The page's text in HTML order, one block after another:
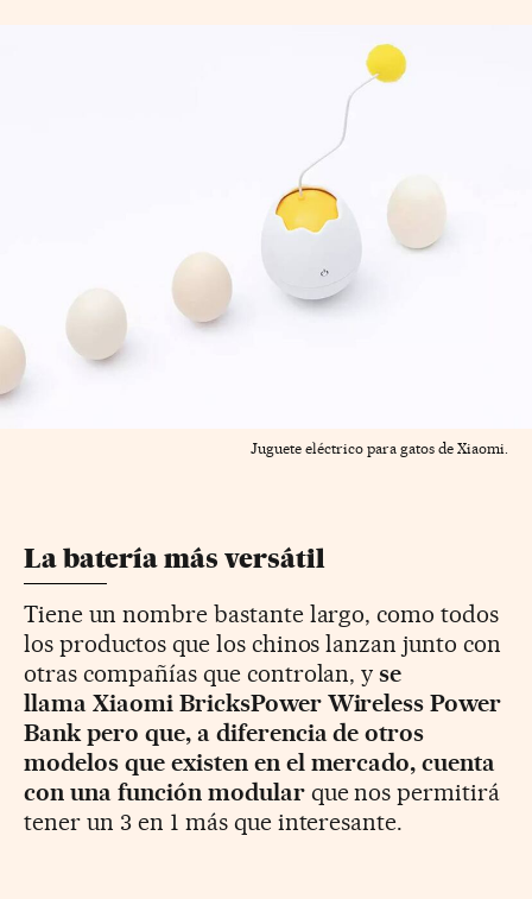
Juguete eléctrico para gatos de Xiaomi.
La batería más versátil
Tiene un nombre bastante largo, como todos
los productos que los chinos lanzan junto con
otras compañías que controlan, yse
llama Xiaomi BricksPower Wireless Power
Bank pero que, a diferencia de otros
modelos que existen en el mercado, cuenta
con una función modularque nos permitirá
tener un 3 en 1 más que interesante.